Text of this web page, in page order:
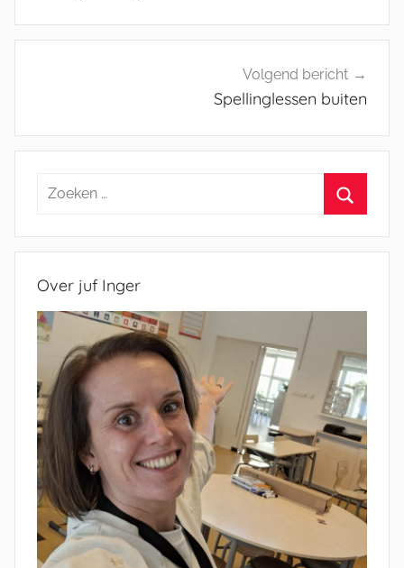
Volgend bericht
Spellinglessen buiten
Zoeken
Over juf Inger